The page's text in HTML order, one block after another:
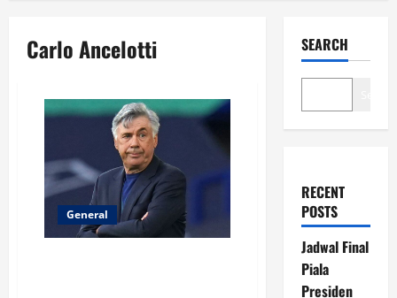
Carlo Ancelotti
General
SEARCH
RECENT
POSTS
Jadwal Final
Piala
Presiden